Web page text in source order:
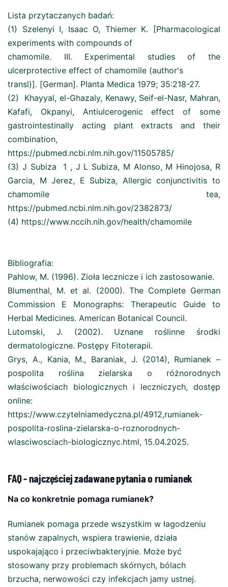
Lista przytaczanych badań:
(1) Szelenyi I, Isaac O, Thiemer K. [Pharmacological
experiments with compounds of
chamomile. III. Experimental studies of the
ulcerprotective effect of chamomile (author's
transl)]. [German]. Planta Medica 1979; 35:218-27.
(2) Khayyal, el-Ghazaly, Kenawy, Seif-el-Nasr, Mahran,
Kafafi, Okpanyi, Antiulcerogenic effect of some
gastrointestinally acting plant extracts and their
combination,
https://pubmed.ncbi.nlm.nih.gov/11505785/
(3) J Subiza 1 , J L Subiza, M Alonso, M Hinojosa, R
Garcia, M Jerez, E Subiza, Allergic conjunctivitis to
chamomile tea,
https://pubmed.ncbi.nlm.nih.gov/2382873/
(4) https://www.nccih.nih.gov/health/chamomile
Bibliografia:
Pahlow, M. (1996). Zioła lecznicze i ich zastosowanie.
Blumenthal, M. et al. (2000). The Complete German
Commission E Monographs: Therapeutic Guide to
Herbal Medicines. American Botanical Council.
Lutomski, J. (2002). Uznane roślinne środki
dermatologiczne. Postępy Fitoterapii.
Grys, A., Kania, M., Baraniak, J. (2014), Rumianek –
pospolita roślina zielarska o różnorodnych
właściwościach biologicznych i leczniczych, dostęp
online:
https://www.czytelniamedyczna.pl/4912,rumianek-
pospolita-roslina-zielarska-o-roznorodnych-
wlasciwosciach-biologicznyc.html, 15.04.2025.
FAQ - najczęściej zadawane pytania o rumianek
Na co konkretnie pomaga rumianek?
Rumianek pomaga przede wszystkim w łagodzeniu
stanów zapalnych, wspiera trawienie, działa
uspokajająco i przeciwbakteryjnie. Może być
stosowany przy problemach skórnych, bólach
brzucha, nerwowości czy infekcjach jamy ustnej.